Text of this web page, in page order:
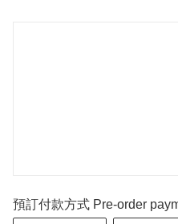
預訂付款方式 Pre-order